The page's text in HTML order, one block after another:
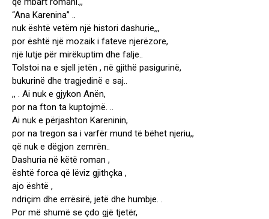
“Ana Karenina” ..
nuk është vetëm një histori dashurie,,,
por është një mozaik i fateve njerëzore,
një lutje për mirëkuptim dhe falje..
Tolstoi na e sjell jetën , në gjithë pasigurinë,
bukurinë dhe tragjedinë e saj..
,, . Ai nuk e gjykon Anën,
por na fton ta kuptojmë. ..
Ai nuk e përjashton Kareninin,
por na tregon sa i varfër mund të bëhet njeriu,,
që nuk e dëgjon zemrën..
Dashuria në këtë roman ,
është forca që lëviz gjithçka ,
ajo është ,
ndriçim dhe errësirë, jetë dhe humbje. .
Por më shumë se çdo gjë tjetër,